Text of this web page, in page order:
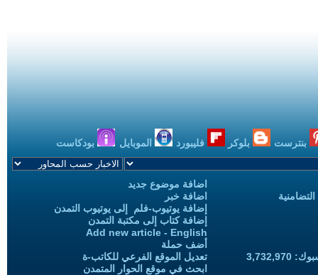
بنترست بلوكر فليبورد الموبايل بودكاست
اضافة موضوع جديد
اضافة خبر
إضافة يوتيوب-فلم إلى يوتيوب التمدن
إضافة كتاب إلى مكتبة التمدن
Add new article - English
أضف حملة
تعديل الموقع الفرعي للكاتب-ة
ابحث في موقع الحوار المتمدن